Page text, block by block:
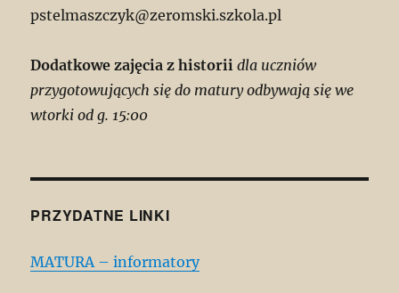
pstelmaszczyk@zeromski.szkola.pl
Dodatkowe zajęcia z historii dla uczniów
przygotowujących się do matury odbywają się we
wtorki od g. 15:00
PRZYDATNE LINKI
MATURA – informatory